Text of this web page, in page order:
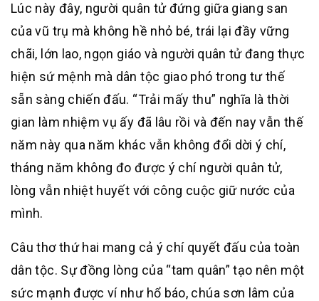
Lúc này đây, người quân tử đứng giữa giang san
của vũ trụ mà không hề nhỏ bé, trái lại đầy vững
chãi, lớn lao, ngọn giáo và người quân tử đang thực
hiện sứ mệnh mà dân tộc giao phó trong tư thế
sẵn sàng chiến đấu. “Trải mấy thu” nghĩa là thời
gian làm nhiệm vụ ấy đã lâu rồi và đến nay vẫn thế
năm này qua năm khác vẫn không đổi dời ý chí,
tháng năm không đo được ý chí người quân tử,
lòng vẫn nhiệt huyết với công cuộc giữ nước của
mình.
Câu thơ thứ hai mang cả ý chí quyết đấu của toàn
dân tộc. Sự đồng lòng của “tam quân” tạo nên một
sức mạnh được ví như hổ báo, chúa sơn lâm của